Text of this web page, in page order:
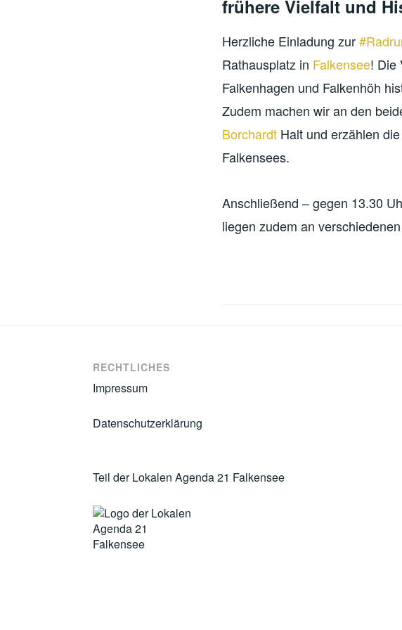
frühere Vielfalt und
Herzliche Einladung zur
Rathausplatz in Falkensee! Die
Falkenhagen und Falkenhöh
Zudem machen wir an den
Borchardt Halt und erzählen
Falkensees.
Anschließend – gegen 13.30
liegen zudem an
RECHTLICHES
Impressum
Datenschutzerklärung
Teil der Lokalen Agenda 21 Falkensee